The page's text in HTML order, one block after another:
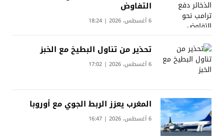
التفاوض
6 أغسطس، 2026 | 18:24
تحذير من تناول البطيخ مع الخبز
6 أغسطس، 2026 | 17:02
المغرب يعزز الربط الجوي مع أوروبا
6 أغسطس، 2026 | 16:47